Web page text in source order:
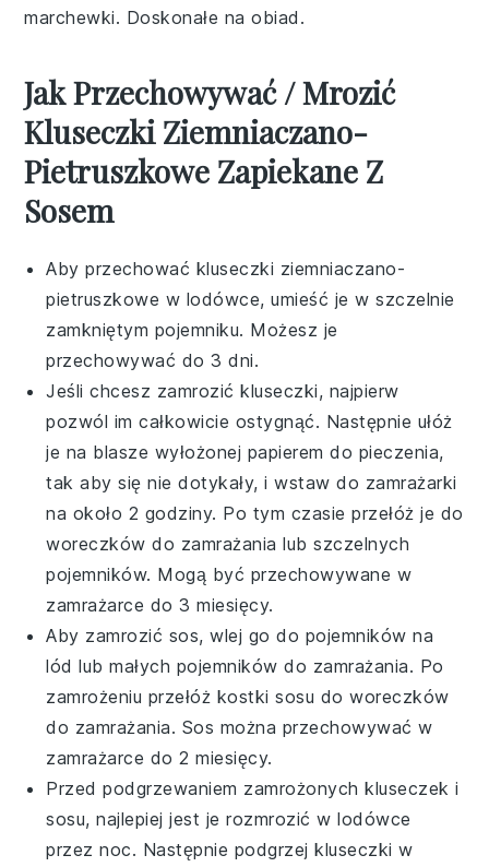
marchewki. Doskonałe na obiad.
Jak Przechowywać / Mrozić
Kluseczki Ziemniaczano-
Pietruszkowe Zapiekane Z
Sosem
Aby przechować kluseczki ziemniaczano-
pietruszkowe w lodówce, umieść je w szczelnie
zamkniętym pojemniku. Możesz je
przechowywać do 3 dni.
Jeśli chcesz zamrozićkluseczki, najpierw
pozwól im całkowicie ostygnąć. Następnie ułóż
je na blasze wyłożonej papierem do pieczenia,
tak aby się nie dotykały, i wstaw do zamrażarki
na około 2 godziny. Po tym czasie przełóż je do
woreczków do zamrażania lub szczelnych
pojemników. Mogą być przechowywane w
zamrażarce do 3 miesięcy.
Aby zamrozić sos, wlej go do pojemników na
lód lub małych pojemników do zamrażania. Po
zamrożeniu przełóż kostki sosu do woreczków
do zamrażania. Sos można przechowywać w
zamrażarce do 2 miesięcy.
Przed podgrzewaniem zamrożonychkluseczek i
sosu, najlepiej jest je rozmrozić w lodówce
przez noc. Następnie podgrzejkluseczki w